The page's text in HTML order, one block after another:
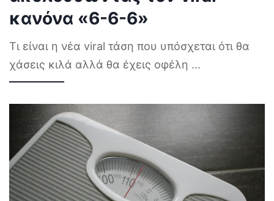
κανόνα «6-6-6»
Τι είναι η νέα viral τάση που υπόσχεται ότι θα
χάσεις κιλά αλλά θα έχεις οφέλη ...